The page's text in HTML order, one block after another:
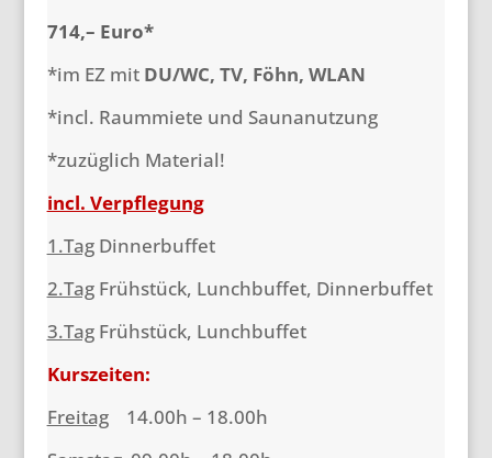
714,– Euro*
*im EZ mit DU/WC, TV, Föhn, WLAN
*incl. Raummiete und Saunanutzung
*zuzüglich Material!
incl. Verpflegung
1.TagDinnerbuffet
2.TagFrühstück, Lunchbuffet, Dinnerbuffet
3.TagFrühstück, Lunchbuffet
Kurszeiten:
Freitag14.00h – 18.00h